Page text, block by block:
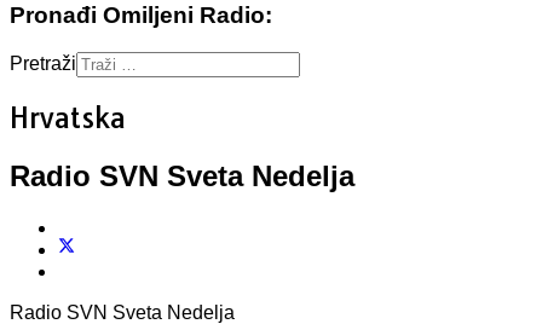
Pronađi Omiljeni Radio:
Pretraži
Hrvatska
Radio SVN Sveta Nedelja
Radio SVN Sveta Nedelja